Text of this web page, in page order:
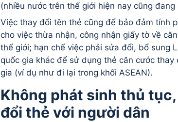
(nhiều nước trên thế giới hiện nay cũng
Việc thay đổi tên thẻ cũng để bảo đảm tính
cho việc thừa nhận, công nhận giấy tờ về
thế giới; hạn chế việc phải sửa đổi, bổ sung
quốc gia khác để sử dụng thẻ căn cước
gia (ví dụ như đi lại trong khối ASEAN).
Không phát sinh thủ
đổi thẻ với người dân